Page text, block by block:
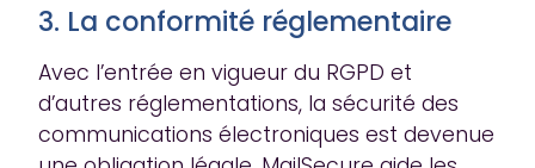
3. La conformité réglementaire
Avec l’entrée en vigueur du RGPD et
d’autres réglementations, la sécurité des
communications électroniques est devenue